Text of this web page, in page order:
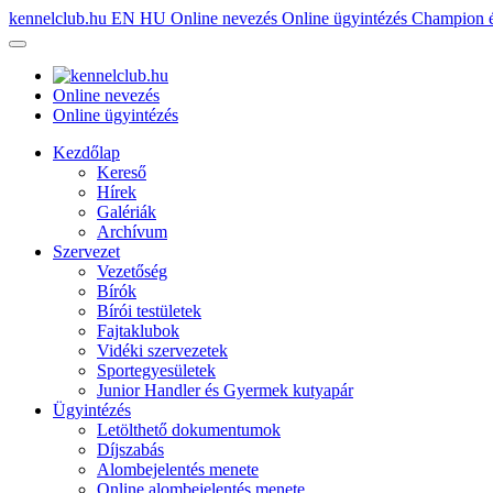
kennelclub.hu EN HU Online nevezés Online ügyintézés Champion
Online nevezés
Online ügyintézés
Kezdőlap
Kereső
Hírek
Galériák
Archívum
Szervezet
Vezetőség
Bírók
Bírói testületek
Fajtaklubok
Vidéki szervezetek
Sportegyesületek
Junior Handler és Gyermek kutyapár
Ügyintézés
Letölthető dokumentumok
Díjszabás
Alombejelentés menete
Online alombejelentés menete